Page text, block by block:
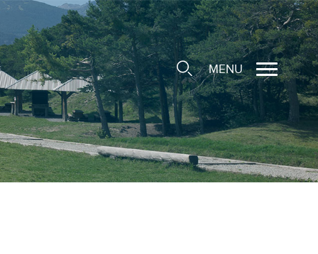
MENU